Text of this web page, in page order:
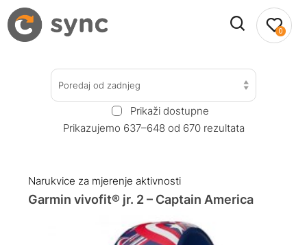
0
Poredaj od zadnjeg
Prikaži dostupne
Prikazujemo 637–648 od 670 rezultata
Narukvice za mjerenje aktivnosti
Garmin vivofit® jr. 2 – Captain America